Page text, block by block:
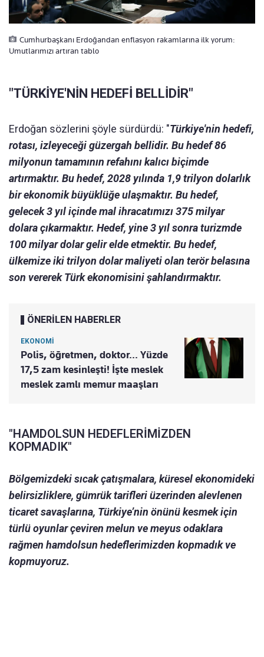
Cumhurbaşkanı Erdoğandan enflasyon rakamlarına ilk yorum:
Umutlarımızı artıran tablo
"TÜRKİYE'NİN HEDEFİ BELLİDİR"
Erdoğan sözlerini şöyle sürdürdü: "Türkiye'nin hedefi,
rotası, izleyeceği güzergah bellidir. Bu hedef 86
milyonun tamamının refahını kalıcı biçimde
artırmaktır. Bu hedef, 2028 yılında 1,9 trilyon dolarlık
bir ekonomik büyüklüğe ulaşmaktır. Bu hedef,
gelecek 3 yıl içinde mal ihracatımızı 375 milyar
dolara çıkarmaktır. Hedef, yine 3 yıl sonra turizmde
100 milyar dolar gelir elde etmektir. Bu hedef,
ülkemize iki trilyon dolar maliyeti olan terör belasına
son vererek Türk ekonomisini şahlandırmaktır.
ÖNERİLEN HABERLER
EKONOMİ
Polis, öğretmen, doktor... Yüzde
17,5 zam kesinleşti! İşte meslek
meslek zamlı memur maaşları
"HAMDOLSUN HEDEFLERİMİZDEN
KOPMADIK"
Bölgemizdeki sıcak çatışmalara, küresel ekonomideki
belirsizliklere, gümrük tarifleri üzerinden alevlenen
ticaret savaşlarına, Türkiye’nin önünü kesmek için
türlü oyunlar çeviren melun ve meyus odaklara
rağmen hamdolsun hedeflerimizden kopmadık ve
kopmuyoruz.